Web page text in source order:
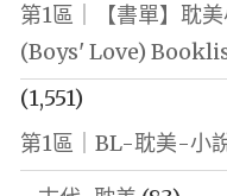
第1區｜【書單】耽
(Boys' Love)
(1,551)
第1區｜BL-耽美-小